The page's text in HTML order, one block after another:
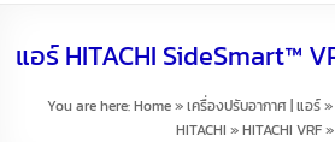
แอร์ HITACHI SideSmart™
You are here:Home»เครื่องปรับอากาศ | แอร์»
HITACHI »HITACHI VRF»